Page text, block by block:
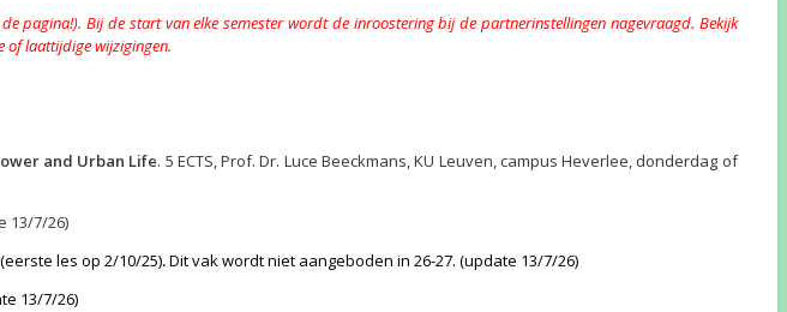
pagina!). Bij de start van elke semester wordt de inroostering bij de partnerinstellingen nagevraagd. Bekijk
of laattijdige wijzigingen.
and Urban Life. 5 ECTS, Prof. Dr. Luce Beeckmans, KU Leuven, campus Heverlee, donderdag of
13/7/26)
les op 2/10/25).Dit vak wordt niet aangeboden in 26-27. (update 13/7/26)
13/7/26)